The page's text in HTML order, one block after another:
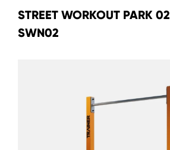
STREET WORKOUT PARK 02
SWN02